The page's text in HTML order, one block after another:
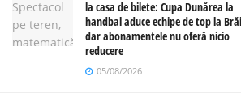
la casa de bilete: Cupa Dunărea la
handbal aduce echipe de top la
dar abonamentele nu oferă nicio
reducere
05/08/2026